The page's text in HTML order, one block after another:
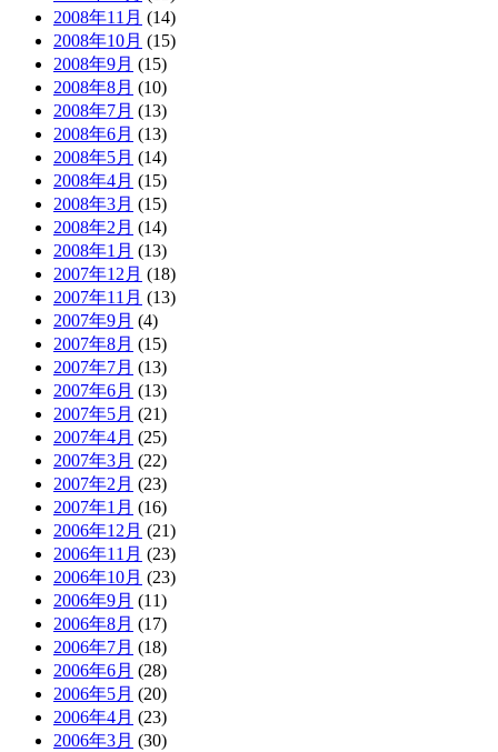
2008年11月 (14)
2008年10月 (15)
2008年9月 (15)
2008年8月 (10)
2008年7月 (13)
2008年6月 (13)
2008年5月 (14)
2008年4月 (15)
2008年3月 (15)
2008年2月 (14)
2008年1月 (13)
2007年12月 (18)
2007年11月 (13)
2007年9月 (4)
2007年8月 (15)
2007年7月 (13)
2007年6月 (13)
2007年5月 (21)
2007年4月 (25)
2007年3月 (22)
2007年2月 (23)
2007年1月 (16)
2006年12月 (21)
2006年11月 (23)
2006年10月 (23)
2006年9月 (11)
2006年8月 (17)
2006年7月 (18)
2006年6月 (28)
2006年5月 (20)
2006年4月 (23)
2006年3月 (30)